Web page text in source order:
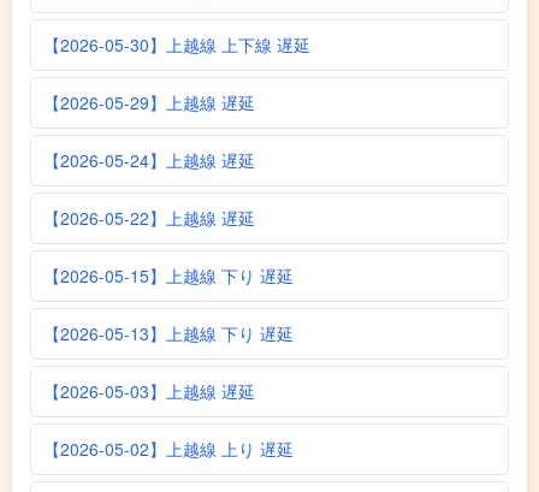
【2026-05-30】上越線 上下線 遅延
【2026-05-29】上越線 遅延
【2026-05-24】上越線 遅延
【2026-05-22】上越線 遅延
【2026-05-15】上越線 下り 遅延
【2026-05-13】上越線 下り 遅延
【2026-05-03】上越線 遅延
【2026-05-02】上越線 上り 遅延